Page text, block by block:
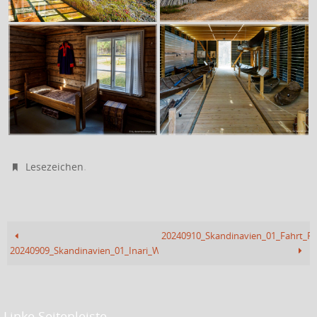
Lesezeichen.
20240909_Skandinavien_01_Inari_Wanderung_Juutatrail